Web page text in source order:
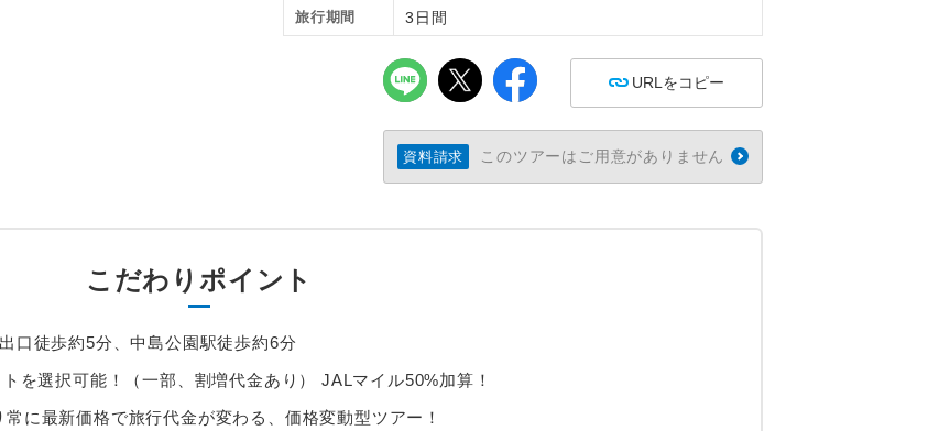
旅行期間 3日間
URLをコピー
資料請求 このツアーはご用意がありません
こだわりポイント
口徒歩約5分、中島公園駅徒歩約6分
を選択可能！（一部、割増代金あり） JALマイル50%加算！
に最新価格で旅行代金が変わる、価格変動型ツアー！